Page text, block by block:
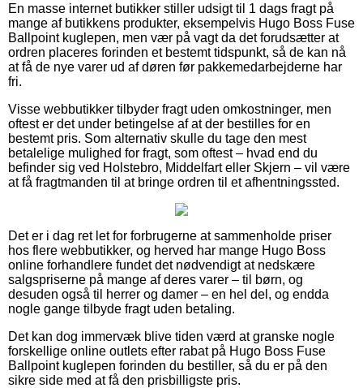
En masse internet butikker stiller udsigt til 1 dags fragt på
mange af butikkens produkter, eksempelvis Hugo Boss Fuse
Ballpoint kuglepen, men vær på vagt da det forudsætter at
ordren placeres forinden et bestemt tidspunkt, så de kan nå
at få de nye varer ud af døren før pakkemedarbejderne har
fri.
Visse webbutikker tilbyder fragt uden omkostninger, men
oftest er det under betingelse af at der bestilles for en
bestemt pris. Som alternativ skulle du tage den mest
betalelige mulighed for fragt, som oftest – hvad end du
befinder sig ved Holstebro, Middelfart eller Skjern – vil være
at få fragtmanden til at bringe ordren til et afhentningssted.
Det er i dag ret let for forbrugerne at sammenholde priser
hos flere webbutikker, og herved har mange Hugo Boss
online forhandlere fundet det nødvendigt at nedskære
salgspriserne på mange af deres varer – til børn, og
desuden også til herrer og damer – en hel del, og endda
nogle gange tilbyde fragt uden betaling.
Det kan dog immervæk blive tiden værd at granske nogle
forskellige online outlets efter rabat på Hugo Boss Fuse
Ballpoint kuglepen forinden du bestiller, så du er på den
sikre side med at få den prisbilligste pris.